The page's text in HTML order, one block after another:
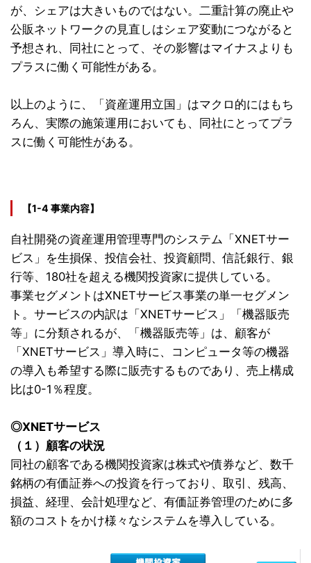
が、シェアは大きいものではない。二重計算の廃止や
公販ネットワークの見直しはシェア変動につながると
予想され、同社にとって、その影響はマイナスよりも
プラスに働く可能性がある。
以上のように、「資産運用立国」はマクロ的にはもち
ろん、実際の施策運用においても、同社にとってプラ
スに働く可能性がある。
【1-4 事業内容】
自社開発の資産運用管理専門のシステム「XNETサー
ビス」を生損保、投信会社、投資顧問、信託銀行、銀
行等、180社を超える機関投資家に提供している。
事業セグメントはXNETサービス事業の単一セグメン
ト。サービスの内訳は「XNETサービス」「機器販売
等」に分類されるが、「機器販売等」は、顧客が
「XNETサービス」導入時に、コンピュータ等の機器
の導入も希望する際に販売するものであり、売上構成
比は0-1％程度。
◎XNETサービス
（１）顧客の状況
同社の顧客である機関投資家は株式や債券など、数千
銘柄の有価証券への投資を行っており、取引、残高、
損益、経理、会計処理など、有価証券管理のために多
額のコストをかけ様々なシステムを導入している。